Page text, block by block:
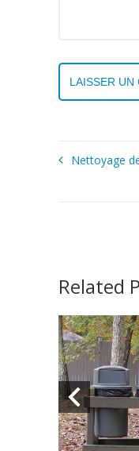
Nettoyage
Related